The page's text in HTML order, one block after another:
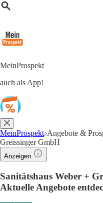
MeinProspekt
auch als App!
MeinProspekt Angebote &
Greissinger GmbH
Anzeigen
Sanitätshaus Weber +
Aktuelle Angebote